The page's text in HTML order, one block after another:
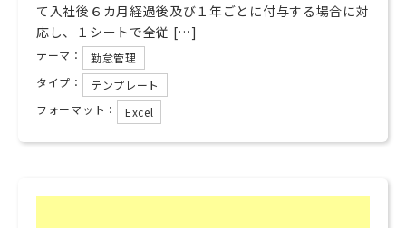
て入社後６カ月経過後及び１年ごとに付与する場合に対
応し、１シートで全従 […]
テーマ：
勤怠管理
タイプ：
テンプレート
フォーマット：
Excel